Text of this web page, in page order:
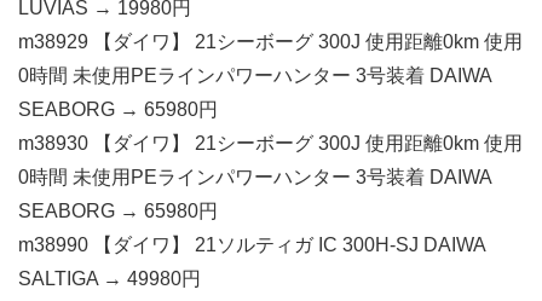
LUVIAS → 19980円
m38929 【ダイワ】 21シーボーグ 300J 使用距離0km 使用
0時間 未使用PEラインパワーハンター 3号装着 DAIWA
SEABORG → 65980円
m38930 【ダイワ】 21シーボーグ 300J 使用距離0km 使用
0時間 未使用PEラインパワーハンター 3号装着 DAIWA
SEABORG → 65980円
m38990 【ダイワ】 21ソルティガ IC 300H-SJ DAIWA
SALTIGA → 49980円